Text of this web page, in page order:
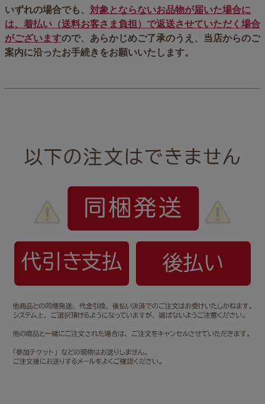
いずれの場合でも、 対象とならないお品物が届いた場合に
は、着払い（送料お客さま負担）で返送させていただく場合
がございますので、あらかじめご了承のうえ、当店からのご
案内に沿ったお手続きをお願いいたします。